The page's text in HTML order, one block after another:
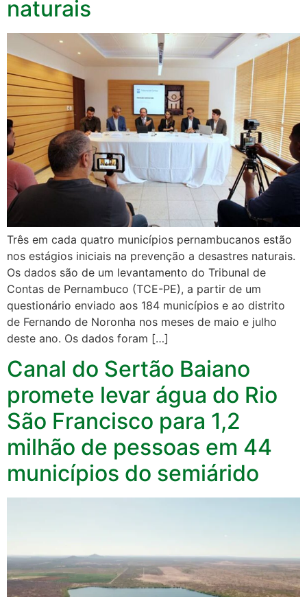
naturais
Três em cada quatro municípios pernambucanos estão
nos estágios iniciais na prevenção a desastres naturais.
Os dados são de um levantamento do Tribunal de
Contas de Pernambuco (TCE-PE), a partir de um
questionário enviado aos 184 municípios e ao distrito
de Fernando de Noronha nos meses de maio e julho
deste ano. Os dados foram […]
Canal do Sertão Baiano
promete levar água do Rio
São Francisco para 1,2
milhão de pessoas em 44
municípios do semiárido